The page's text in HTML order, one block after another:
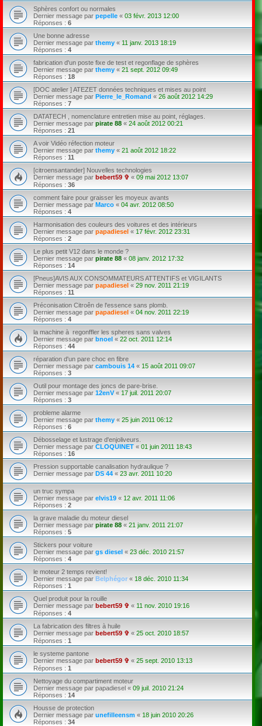
Sphères confort ou normales
Dernier message par pepelle « 03 févr. 2013 12:00
Réponses : 6
Une bonne adresse
Dernier message par themy « 11 janv. 2013 18:19
Réponses : 4
fabrication d'un poste fixe de test et regonflage de sphères
Dernier message par themy « 21 sept. 2012 09:49
Réponses : 18
[DOC atelier ] ATEZET données techniques et mises au point
Dernier message par Pierre_le_Romand « 26 août 2012 14:29
Réponses : 7
DATATECH , nomenclature entretien mise au point, réglages.
Dernier message par pirate 88 « 24 août 2012 00:21
Réponses : 21
A voir Vidéo réfection moteur
Dernier message par themy « 21 août 2012 18:22
Réponses : 11
[citroensantander] Nouvelles technologies
Dernier message par bebert59 ✞ « 09 mai 2012 13:07
Réponses : 36
comment faire pour graisser les moyeux avants
Dernier message par Marco « 04 avr. 2012 08:50
Réponses : 4
Harmonisation des couleurs des voitures et des intérieurs
Dernier message par papadiesel « 17 févr. 2012 23:31
Réponses : 2
Le plus petit V12 dans le monde ?
Dernier message par pirate 88 « 08 janv. 2012 17:32
Réponses : 14
[Pneus]AVIS AUX CONSOMMATEURS ATTENTIFS et VIGILANTS
Dernier message par papadiesel « 29 nov. 2011 21:19
Réponses : 11
Préconisation Citroên de l'essence sans plomb.
Dernier message par papadiesel « 04 nov. 2011 22:19
Réponses : 4
la machine à regonffler les spheres sans valves
Dernier message par bnoel « 22 oct. 2011 12:14
Réponses : 44
réparation d'un pare choc en fibre
Dernier message par cambouis 14 « 15 août 2011 09:07
Réponses : 3
Outil pour montage des joncs de pare-brise.
Dernier message par 12enV« 17 juil. 2011 20:07
Réponses : 3
probleme alarme
Dernier message par themy « 25 juin 2011 06:12
Réponses : 6
Débosselage et lustrage d'enjoliveurs.
Dernier message par CLOQUINET « 01 juin 2011 18:43
Réponses : 16
Pression supportable canalisation hydraulique ?
Dernier message par DS 44 « 23 avr. 2011 10:20
un truc sympa
Dernier message par elvis19 « 12 avr. 2011 11:06
Réponses : 2
la grave maladie du moteur diesel
Dernier message par pirate 88 « 21 janv. 2011 21:07
Réponses : 5
Stickers pour voiture
Dernier message par gs diesel « 23 déc. 2010 21:57
Réponses : 4
le moteur 2 temps revient!
Dernier message par Belphégor « 18 déc. 2010 11:34
Réponses : 1
Quel produit pour la rouille
Dernier message par bebert59 ✞ « 11 nov. 2010 19:16
Réponses : 4
La fabrication des filtres à huile
Dernier message par bebert59 ✞ « 25 oct. 2010 18:57
Réponses : 1
le systeme pantone
Dernier message par bebert59 ✞ « 25 sept. 2010 13:13
Réponses : 1
Nettoyage du compartiment moteur
Dernier message par papadiesel « 09 juil. 2010 21:24
Réponses : 14
Housse de protection
Dernier message par unefilleensm « 18 juin 2010 20:26
Réponses : 34